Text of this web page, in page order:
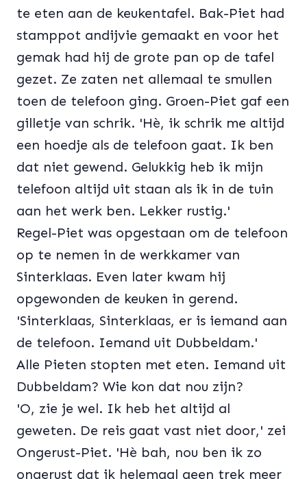
te eten aan de keukentafel. Bak-Piet had
stamppot andijvie gemaakt en voor het
gemak had hij de grote pan op de tafel
gezet. Ze zaten net allemaal te smullen
toen de telefoon ging. Groen-Piet gaf een
gilletje van schrik. 'Hè, ik schrik me altijd
een hoedje als de telefoon gaat. Ik ben
dat niet gewend. Gelukkig heb ik mijn
telefoon altijd uit staan als ik in de tuin
aan het werk ben. Lekker rustig.'
Regel-Piet was opgestaan om de telefoon
op te nemen in de werkkamer van
Sinterklaas. Even later kwam hij
opgewonden de keuken in gerend.
'Sinterklaas, Sinterklaas, er is iemand aan
de telefoon. Iemand uit Dubbeldam.'
Alle Pieten stopten met eten. Iemand uit
Dubbeldam? Wie kon dat nou zijn?
'O, zie je wel. Ik heb het altijd al
geweten. De reis gaat vast niet door,' zei
Ongerust-Piet. 'Hè bah, nou ben ik zo
ongerust dat ik helemaal geen trek meer